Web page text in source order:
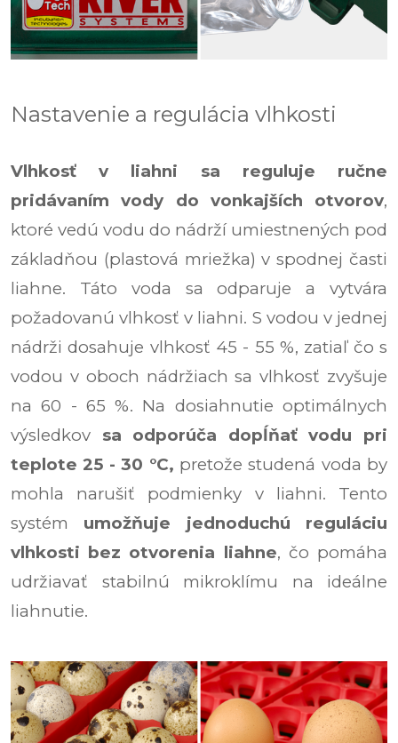
Nastavenie a regulácia vlhkosti
Vlhkosť v liahni sa reguluje ručne
pridávaním vody do vonkajších otvorov,
ktoré vedú vodu do nádrží umiestnených pod
základňou (plastová mriežka) v spodnej časti
liahne. Táto voda sa odparuje a vytvára
požadovanú vlhkosť v liahni. S vodou v jednej
nádrži dosahuje vlhkosť 45 - 55 %, zatiaľ čo s
vodou v oboch nádržiach sa vlhkosť zvyšuje
na 60 - 65 %. Na dosiahnutie optimálnych
výsledkov sa odporúča dopĺňať vodu pri
teplote 25 - 30 °C, pretože studená voda by
mohla narušiť podmienky v liahni. Tento
systém umožňuje jednoduchú reguláciu
vlhkosti bez otvorenia liahne, čo pomáha
udržiavať stabilnú mikroklímu na ideálne
liahnutie.